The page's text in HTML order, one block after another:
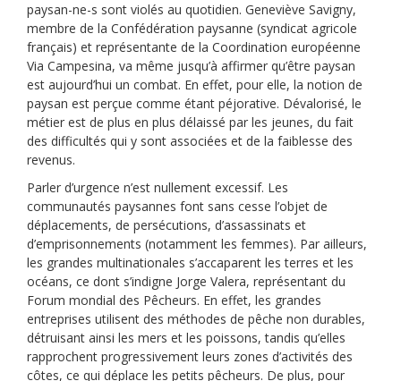
paysan-ne-s sont violés au quotidien. Geneviève Savigny,
membre de la Confédération paysanne (syndicat agricole
français) et représentante de la Coordination européenne
Via Campesina, va même jusqu’à affirmer qu’être paysan
est aujourd’hui un combat. En effet, pour elle, la notion de
paysan est perçue comme étant péjorative. Dévalorisé, le
métier est de plus en plus délaissé par les jeunes, du fait
des difficultés qui y sont associées et de la faiblesse des
revenus.
Parler d’urgence n’est nullement excessif. Les
communautés paysannes font sans cesse l’objet de
déplacements, de persécutions, d’assassinats et
d’emprisonnements (notamment les femmes). Par ailleurs,
les grandes multinationales s’accaparent les terres et les
océans, ce dont s’indigne Jorge Valera, représentant du
Forum mondial des Pêcheurs. En effet, les grandes
entreprises utilisent des méthodes de pêche non durables,
détruisant ainsi les mers et les poissons, tandis qu’elles
rapprochent progressivement leurs zones d’activités des
côtes, ce qui déplace les petits pêcheurs. De plus, pour